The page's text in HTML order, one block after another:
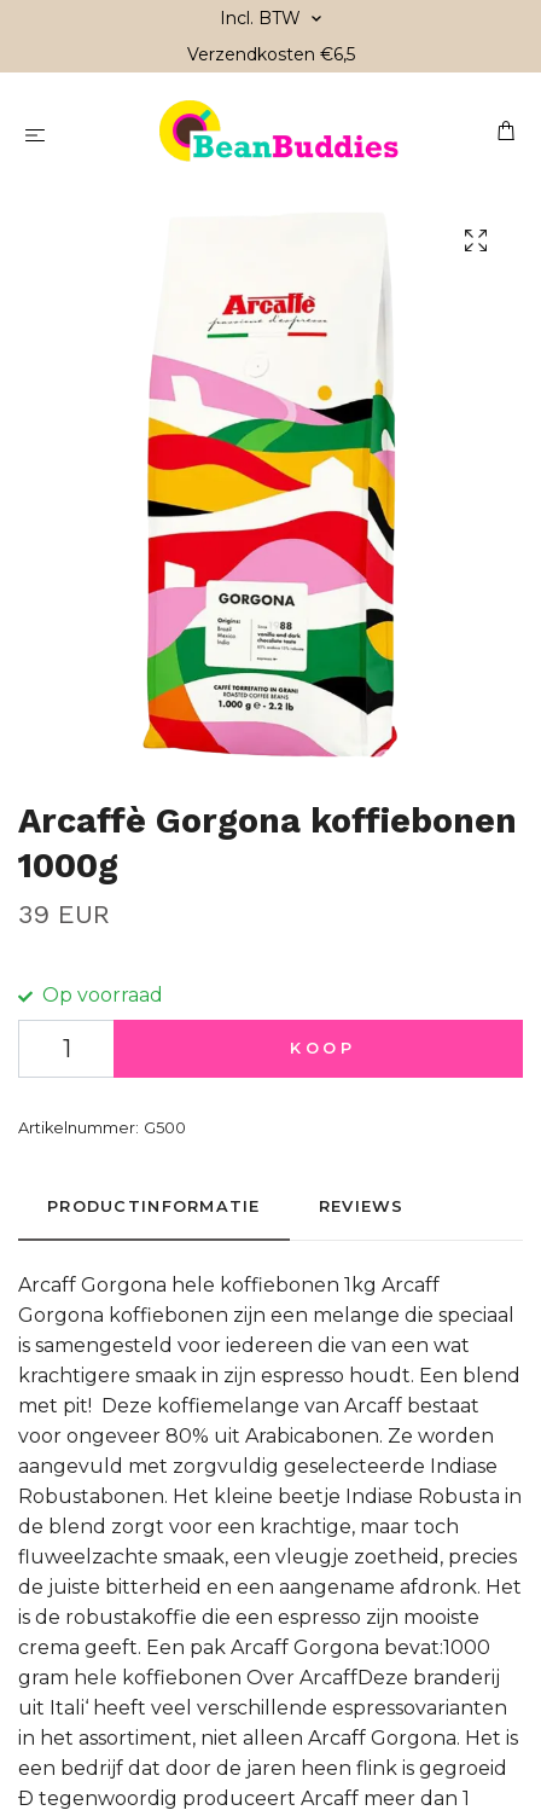
Incl. BTW
Verzendkosten €6,5
Arcaffè Gorgona koffiebonen
1000g
39 EUR
Op voorraad
KOOP
Artikelnummer: G500
PRODUCTINFORMATIE REVIEWS
Arcaff Gorgona hele koffiebonen 1kg Arcaff
Gorgona koffiebonen zijn een melange die speciaal
is samengesteld voor iedereen die van een wat
krachtigere smaak in zijn espresso houdt. Een blend
met pit! Deze koffiemelange van Arcaff bestaat
voor ongeveer 80% uit Arabicabonen. Ze worden
aangevuld met zorgvuldig geselecteerde Indiase
Robustabonen. Het kleine beetje Indiase Robusta in
de blend zorgt voor een krachtige, maar toch
fluweelzachte smaak, een vleugje zoetheid, precies
de juiste bitterheid en een aangename afdronk. Het
is de robustakoffie die een espresso zijn mooiste
crema geeft. Een pak Arcaff Gorgona bevat:1000
gram hele koffiebonen Over ArcaffDeze branderij
uit Itali‘ heeft veel verschillende espressovarianten
in het assortiment, niet alleen Arcaff Gorgona. Het is
een bedrijf dat door de jaren heen flink is gegroeid
Ð tegenwoordig produceert Arcaff meer dan 1